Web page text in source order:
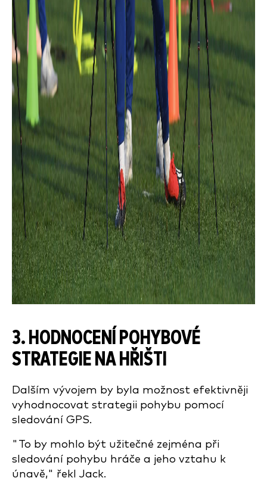
3. HODNOCENÍ POHYBOVÉ
STRATEGIE NA HŘIŠTI
Dalším vývojem by byla možnost efektivněji
vyhodnocovat strategii pohybu pomocí
sledování GPS.
"To by mohlo být užitečné zejména při
sledování pohybu hráče a jeho vztahu k
únavě," řekl Jack.